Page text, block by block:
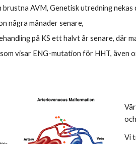
AVM, Genetisk utredning nekas
några månader senare,
på KS ett halvt år senare, där
visar ENG-mutation för HHT, även
Vi